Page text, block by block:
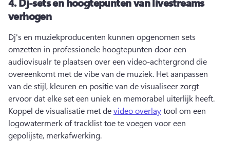
verhogen
Dj's en muziekproducenten kunnen opgenomen sets
omzetten in professionele hoogtepunten door een
audiovisualr te plaatsen over een video-achtergrond die
overeenkomt met de vibe van de muziek. Het aanpassen
van de stijl, kleuren en positie van de visualiseer zorgt
Koppel de visualisatie met de video overlay tool om een
logowatermerk of tracklist toe te voegen voor een
gepolijste, merkafwerking.